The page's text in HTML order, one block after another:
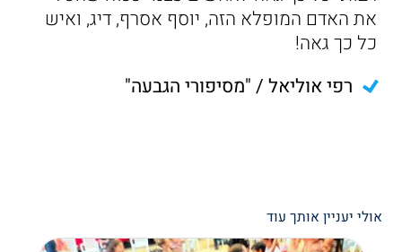
את האדם המופלא הזה, יוסף אסרף, דיג, ואיש
כל כך גאה!
רפי אוליאל / "מסיפורי הגבעה"
אולי יעניין אותך עוד